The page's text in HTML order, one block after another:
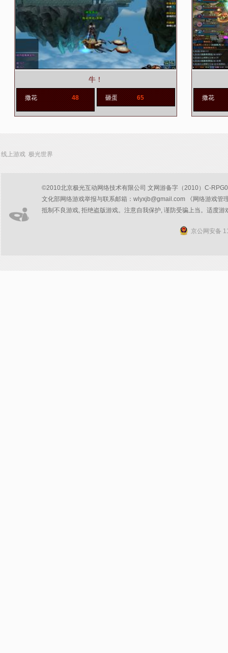
牛！
撒花 48 砸蛋 65 撒花
线上游戏 极光世界
©2010北京极光互动网络技术有限公司 文网游备字（2010）C-
文化部网络游戏举报与联系邮箱：wlyxjb@gmail.com 《网络游戏管
抵制不良游戏, 拒绝盗版游戏。注意自我保护, 谨防受骗上当。适度
京公网安备